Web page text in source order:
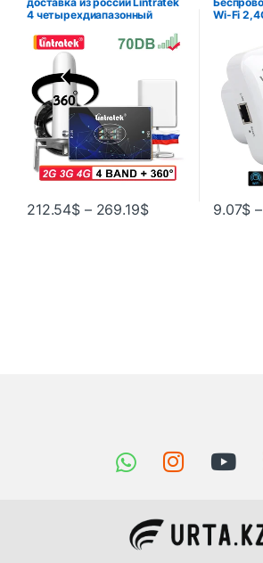
4 четырехдиапазонный
интернета B20 800 900 1800
2100 2600 МГц 850 сотовый
ретранслятор GSM репитер
2G 3G 4G LTE усилитель
сигнала сотовой связи
212.54$ – 269.19$
Wi-Fi
адаптер
ПК
9.07$ –